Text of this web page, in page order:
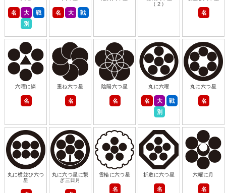
名 大
戦
別
名 大 戦
（２）
名
六曜に鱗
名
重ね六つ星
名
陰陽六つ星
名
丸に六曜
名 大
戦
別
丸に六つ星
名
丸に横並び六つ
星
丸に六つ星に繋
ぎ三日月
雪輪に六つ星
名
折敷に六つ星
名
六曜に月
名